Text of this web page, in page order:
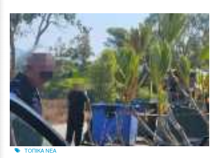
ΤΟΠΙΚΑ ΝΕΑ